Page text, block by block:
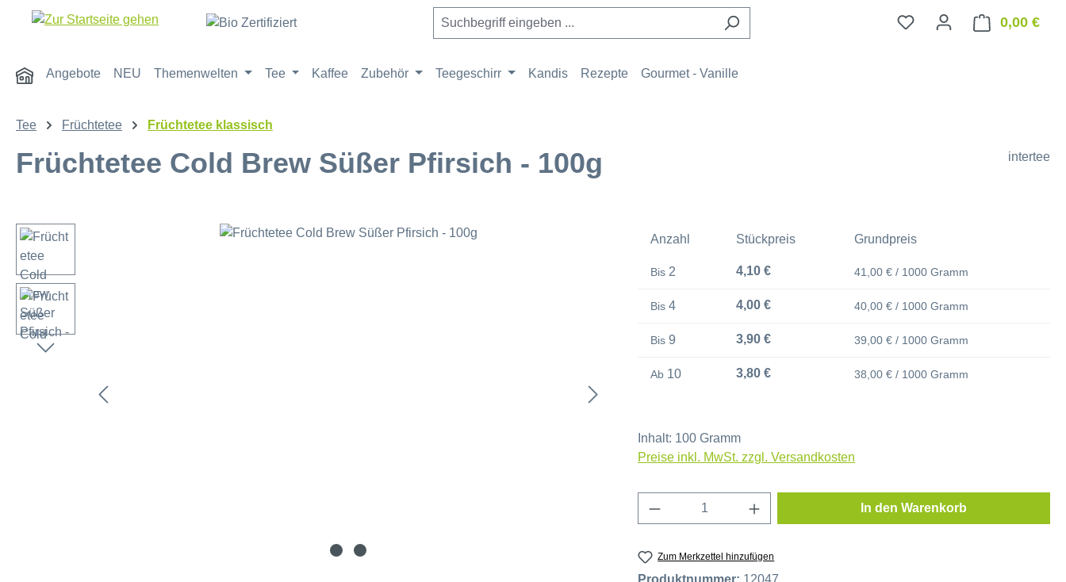
Hauptinhalt springen
Zur Suche springen
Zur Hauptnavigation springen 0,00 €
Angebote NEU Themenwelten Tee Kaffee Zubehör Teegeschirr Kandis Rezepte Gourmet - Vanille
Tee Früchtetee Früchtetee klassisch
Früchtetee Cold Brew Süßer Pfirsich - 100g intertee
Bildergalerie überspringen
Anzahl Stückpreis Grundpreis
Bis 2 4,10 € 41,00 € / 1000 Gramm
Bis 4 4,00 € 40,00 € / 1000 Gramm
Bis 9 3,90 € 39,00 € / 1000 Gramm
Ab 10 3,80 € 38,00 € / 1000 Gramm
Inhalt: 100 Gramm
Preise inkl. MwSt. zzgl. Versandkosten
Produkt Anzahl: Gib den gewünschten Wert ein
In den Warenkorb
Zum Merkzettel hinzufügen